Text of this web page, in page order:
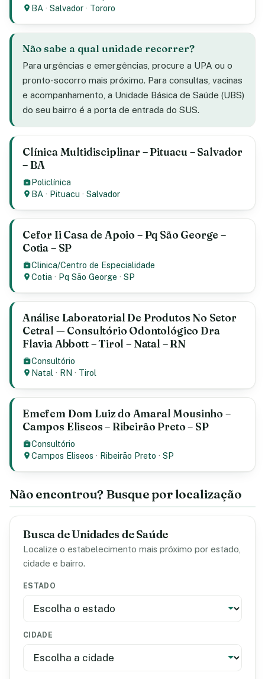
BA ·Salvador · Tororo
Não sabe a qual unidade recorrer?
Para urgências e emergências, procure a UPA ou o
pronto-socorro mais próximo. Para consultas, vacinas
e acompanhamento, a Unidade Básica de Saúde (UBS)
do seu bairro é a porta de entrada do SUS.
Clínica Multidisciplinar – Pituacu – Salvador
– BA
Policlínica
BA · Pituacu ·Salvador
Cefor Ii Casa de Apoio – Pq São George –
Cotia – SP
Clinica/Centro de Especialidade
Cotia · Pq São George ·SP
Análise Laboratorial De Produtos No Setor
Cetral — Consultório Odontológico Dra
Flavia Abbott – Tirol – Natal – RN
Consultório
Natal · RN · Tirol
Emefem Dom Luiz do Amaral Mousinho –
Campos Eliseos – Ribeirão Preto – SP
Consultório
Campos Eliseos · Ribeirão Preto ·SP
Não encontrou? Busque por localização
Busca de Unidades de Saúde
Localize o estabelecimento mais próximo por estado,
cidade e bairro.
ESTADO
CIDADE